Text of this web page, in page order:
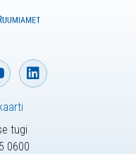
tugi
0600